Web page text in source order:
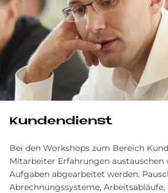
Kun­den­dienst
Bei den Workshops zum Bereich
Mitarbeiter Erfahrungen austauschen
Aufgaben abgearbeitet werden.
Abrechnungssysteme, Arbeitsabläufe,